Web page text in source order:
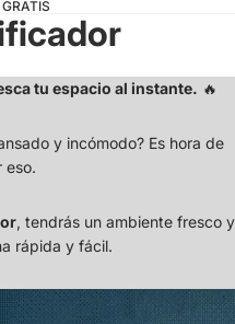
tu espacio al instante. 🔥
y incómodo? Es hora de
eso.
, tendrás un ambiente fresco y
rápida y fácil.